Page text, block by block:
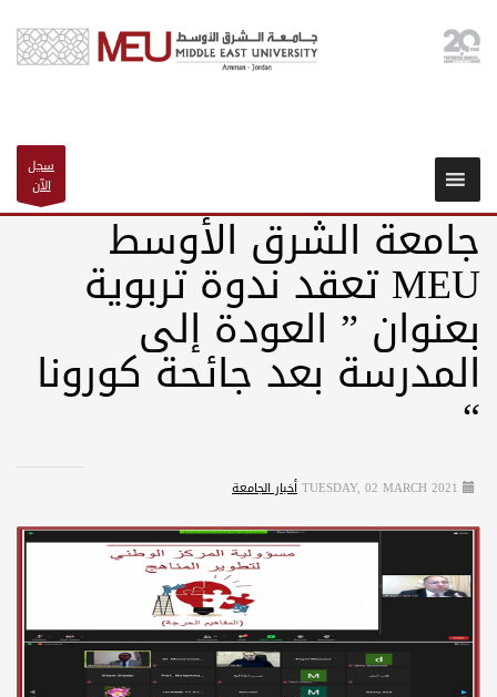
سجل
الآن
جامعة الشرق الأوسط
MEU تعقد ندوة تربوية
بعنوان ” العودة إلى
المدرسة بعد جائحة كورونا
“
TUESDAY, 02 MARCH 2021أخبار الجامعة